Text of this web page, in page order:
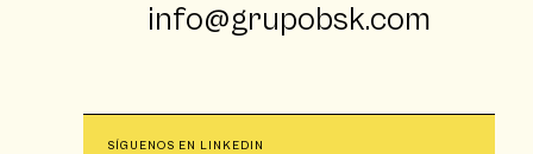
info@grupobsk.com
SÍGUENOS EN LINKEDIN